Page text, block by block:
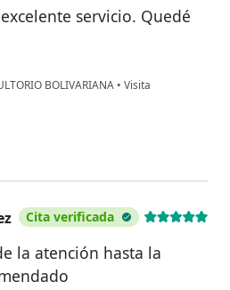
servicio. Quedé
BOLIVARIANA • Visita
Cita verificada
la atención hasta la